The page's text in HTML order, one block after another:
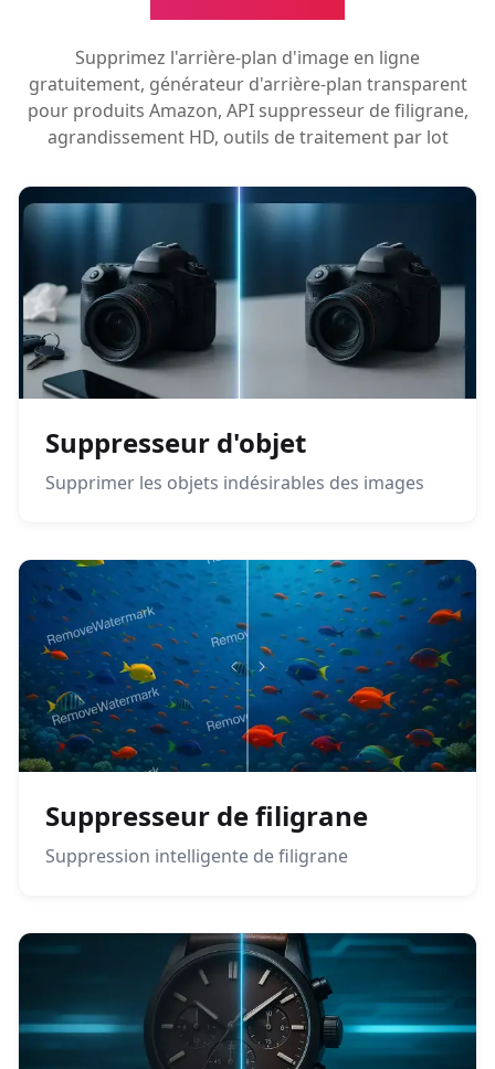
Supprimez l'arrière-plan d'image en ligne
gratuitement, générateur d'arrière-plan transparent
pour produits Amazon, API suppresseur de filigrane,
agrandissement HD, outils de traitement par lot
Suppresseur d'objet
Supprimer les objets indésirables des images
Suppresseur de filigrane
Suppression intelligente de filigrane